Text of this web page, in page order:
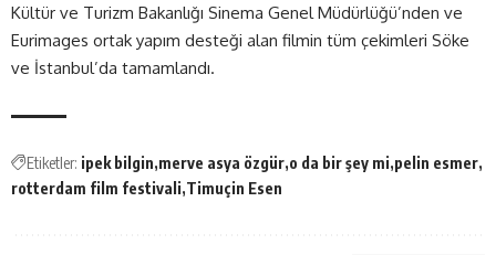
Kültür ve Turizm Bakanlığı Sinema Genel Müdürlüğü’nden ve
Eurimages ortak yapım desteği alan filmin tüm çekimleri Söke
ve İstanbul’da tamamlandı.
Etiketler: ipek bilgin merve asya özgür o da bir şey mi pelin esmer
rotterdam film festivali Timuçin Esen